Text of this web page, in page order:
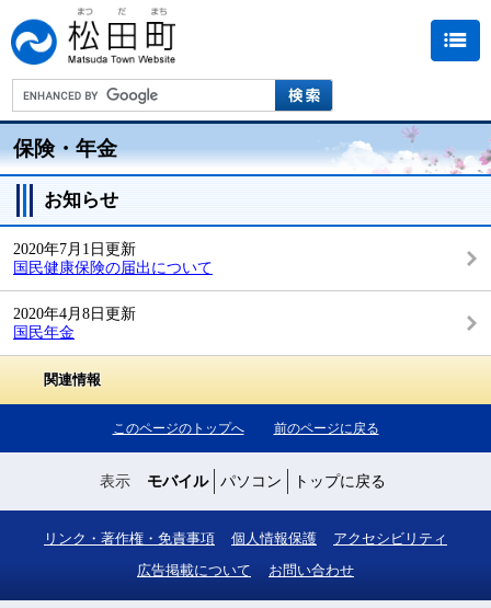
保険・年金
お知らせ
2020年7月1日更新
国民健康保険の届出について
2020年4月8日更新
国民年金
関連情報
このページのトップへ 前のページに戻る
表示 モバイル パソコン トップに戻る
リンク・著作権・免責事項 個人情報保護
アクセシビリティ
広告掲載について
お問い合わせ